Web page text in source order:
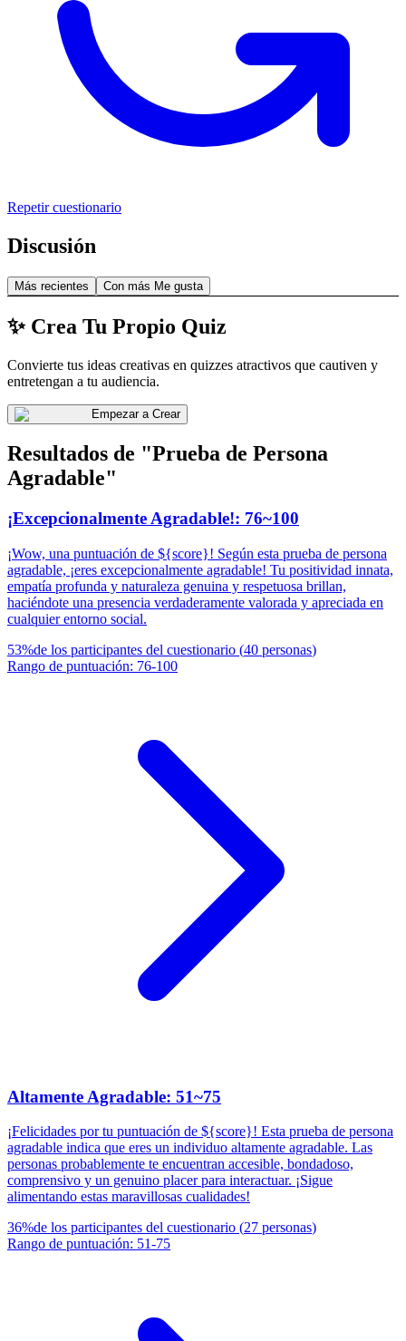
Repetir cuestionario
Discusión
Más recientes Con más Me gusta
✨ Crea Tu Propio Quiz
Convierte tus ideas creativas en quizzes atractivos que cautiven y
entretengan a tu audiencia.
Empezar a Crear
Resultados de "Prueba de Persona
Agradable"
¡Excepcionalmente Agradable!: 76~100
¡Wow, una puntuación de ${score}! Según esta prueba de persona
agradable, ¡eres excepcionalmente agradable! Tu positividad innata,
empatía profunda y naturaleza genuina y respetuosa brillan,
haciéndote una presencia verdaderamente valorada y apreciada en
cualquier entorno social.
53%de los participantes del cuestionario (40 personas)
Rango de puntuación: 76-100
Altamente Agradable: 51~75
¡Felicidades por tu puntuación de ${score}! Esta prueba de persona
agradable indica que eres un individuo altamente agradable. Las
personas probablemente te encuentran accesible, bondadoso,
comprensivo y un genuino placer para interactuar. ¡Sigue
alimentando estas maravillosas cualidades!
36%de los participantes del cuestionario (27 personas)
Rango de puntuación: 51-75